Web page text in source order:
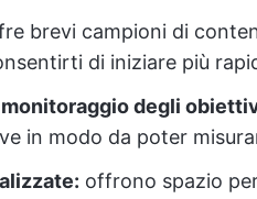
brevi campioni di
di iniziare più
degli
in modo da poter
offrono spazio